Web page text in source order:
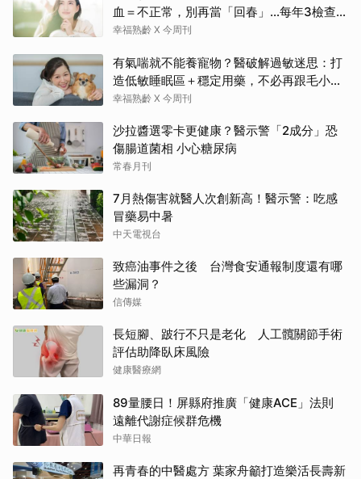
血＝不正常，別再當「回春」…每年3檢查保
命：早期治癒率達9成5
幸福熟齡 X 今周刊
有氣喘就不能養寵物？醫破解過敏迷思：打
造低敏睡眠區＋穩定用藥，不必再跟毛小孩
分離
幸福熟齡 X 今周刊
沙拉醬選零卡更健康？醫示警「2成分」恐
傷腸道菌相 小心糖尿病
常春月刊
7月熱傷害就醫人次創新高！醫示警：吃感
冒藥易中暑
中天電視台
致癌油事件之後 台灣食安通報制度還有哪
些漏洞？
信傳媒
長短腳、跛行不只是老化 人工髖關節手術
評估助降臥床風險
健康醫療網
89量腰日！屏縣府推廣「健康ACE」法則
遠離代謝症候群危機
中華日報
再青春的中醫處方 葉家舟籲打造樂活長壽新